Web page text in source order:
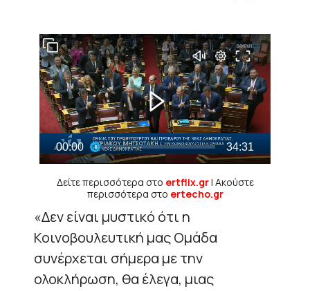
Δείτε περισσότερα στο ertflix.gr| Ακούστε
περισσότερα στο ertecho.gr
«Δεν είναι μυστικό ότι η
Κοινοβουλευτική μας Ομάδα
συνέρχεται σήμερα με την
ολοκλήρωση, θα έλεγα, μιας